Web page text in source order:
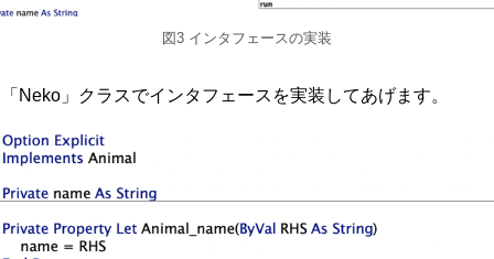
図3 インタフェースの実装
Neko」クラスでインタフェースを実装してあげます。